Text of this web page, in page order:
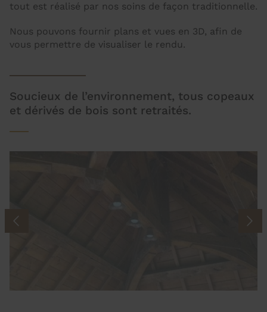
tout est réalisé par nos soins de façon traditionnelle.
Nous pouvons fournir plans et vues en 3D, afin de
vous permettre de visualiser le rendu.
Soucieux de l’environnement, tous copeaux
et dérivés de bois sont retraités.